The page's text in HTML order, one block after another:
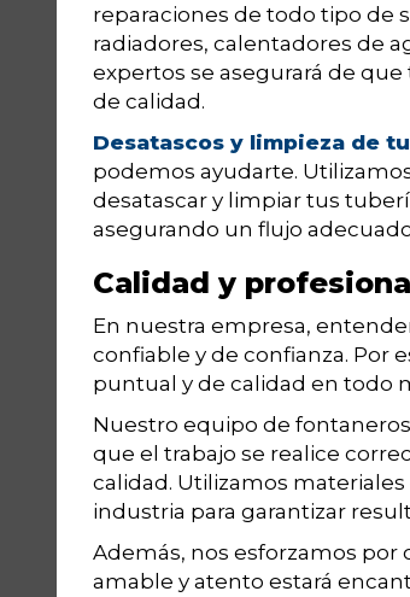
reparaciones de todo tipo de
radiadores, calentadores de
expertos se asegurará de
de calidad.
Desatascos y limpieza de
podemos ayudarte.
desatascar y limpiar tus
asegurando un flujo
Calidad y
En nuestra empresa,
confiable y de confianza. Por
puntual y de calidad en todo
Nuestro equipo de
que el trabajo se realice
calidad. Utilizamos
industria para garantizar
Además, nos esforzamos por
amable y atento estará